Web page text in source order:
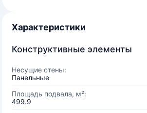
Характеристики
Конструктивные элементы
Несущие стены:
Панельные
Площадь подвала, м²:
499.9